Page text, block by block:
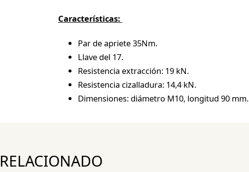
Características:
Par de apriete 35Nm.
Llave del 17.
Resistencia extracción: 19 kN.
Resistencia cizalladura: 14,4 kN.
Dimensiones: diámetro M10, longitud 90 mm.
RELACIONADO